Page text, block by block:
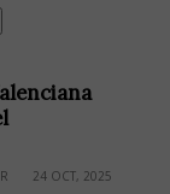
24 OCT, 2025